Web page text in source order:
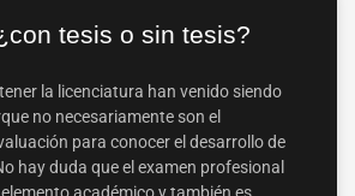
tesis o sin tesis?
la licenciatura han venido siendo
no necesariamente son el
para conocer el desarrollo de
hay duda que el examen profesional